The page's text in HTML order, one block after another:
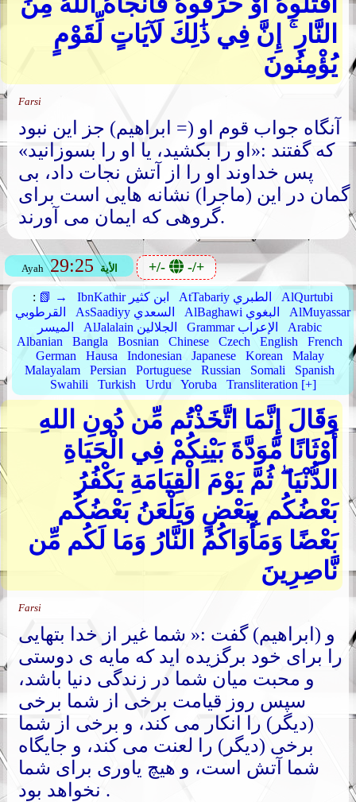
النَّارِ ۚ إِنَّ فِي ذَٰلِكَ لَآيَاتٍ لِّقَوْمٍ
يُؤْمِنُونَ
Farsi
آنگاه جواب قوم او (= ابراهیم) جز این نبود
که گفتند :«او را بکشید، یا او را بسوزانید»
پس خداوند او را از آتش نجات داد، بی
گمان در این (ماجرا) نشانه هایی است برای
گروهی که ایمان می آورند.
Ayah 29:25 الأية +/- -/+
: 📗 → IbnKathir ابن كثير AtTabariy الطبري
AlQurtubi
القرطوبي
AsSaadiyy السعدي AlBaghawi البغوي
AlMuyassar
الميسر
AlJalalain الجلالين Grammar الإعراب
Arabic
Albanian
Bangla Bosnian Chinese Czech English
French
German
Hausa Indonesian Japanese Korean
Malay
Malayalam
Persian Portuguese Russian Somali
Spanish
Swahili
Turkish Urdu Yoruba Transliteration [+]
وَقَالَ إِنَّمَا اتَّخَذْتُم مِّن دُونِ اللهِ
أَوْثَانًا مَّوَدَّةَ بَيْنِكُمْ فِي الْحَيَاةِ
الدُّنْيَا ۖ ثُمَّ يَوْمَ الْقِيَامَةِ يَكْفُرُ
بَعْضُكُم بِبَعْضٍ وَيَلْعَنُ بَعْضُكُم
بَعْضًا وَمَأْوَاكُمُ النَّارُ وَمَا لَكُم مِّن
نَّاصِرِينَ
Farsi
و (ابراهیم) گفت :« شما غیر از خدا بتهایی
را برای خود برگزیده اید که مایه ی دوستی
و محبت میان شما در زندگی دنیا باشد،
سپس روز قیامت برخی از شما برخی
(دیگر) را انکار می کند، و برخی از شما
برخی (دیگر) را لعنت می کند، و جایگاه
شما آتش است، و هیچ یاوری برای شما
نخواهد بود .